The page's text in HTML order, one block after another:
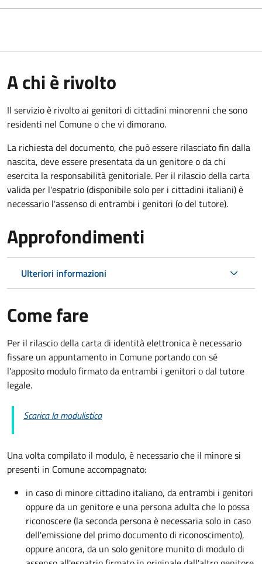
A chi è rivolto
Il servizio è rivolto ai genitori di cittadini minorenni che sono
residenti nel Comune o che vi dimorano.
La richiesta del documento, che può essere rilasciato fin dalla
nascita, deve essere presentata da un genitore o da chi
esercita la responsabilità genitoriale. Per il rilascio della carta
valida per l'espatrio (disponibile solo per i cittadini italiani) è
necessario l'assenso di entrambi i genitori (o del tutore).
Approfondimenti
Ulteriori informazioni
Come fare
Per il rilascio della carta di identità elettronica è necessario
fissare un appuntamento in Comune portando con sé
l'apposito modulo firmato da entrambi i genitori o dal tutore
legale.
Scarica la modulistica
Una volta compilato il modulo, è necessario che il minore si
presenti in Comune accompagnato:
in caso di minore cittadino italiano, da entrambi i genitori
oppure da un genitore e una persona adulta che lo possa
riconoscere (la seconda persona è necessaria solo in caso
dell'emissione del primo documento di riconoscimento),
oppure ancora, da un solo genitore munito di modulo di